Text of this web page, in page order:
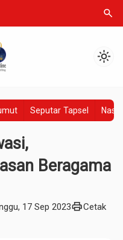
search
light_mode
Seputar Tapsel
Beragama
17 Sep 2023printCetak